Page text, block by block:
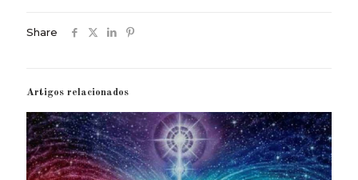
Share
Artigos relacionados